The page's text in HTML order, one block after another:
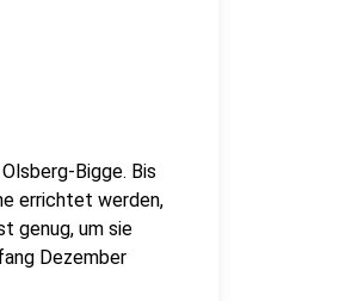
Bigge. Bis
errichtet werden,
genug, um sie
Dezember